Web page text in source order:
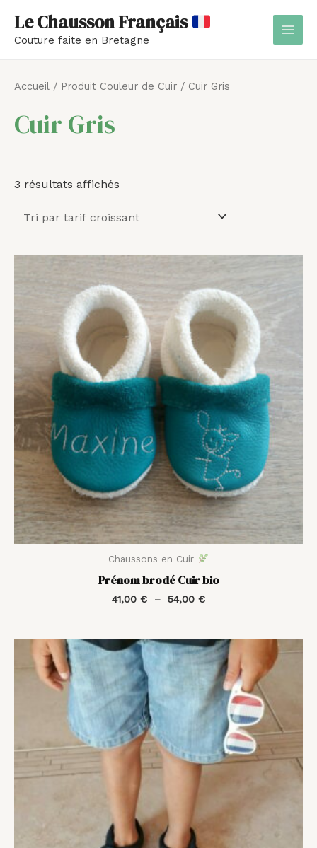
Le Chausson Français
Couture faite en Bretagne
Accueil / Produit Couleur de Cuir / Cuir Gris
Cuir Gris
3 résultats affichés
prix
Chaussons en Cuir
Prénom brodé Cuir bio
41,00 € – 54,00 €
prix :
41,00 €
à
54,00 €
Plage
de
prix :
41,00 €
à
54,00 €